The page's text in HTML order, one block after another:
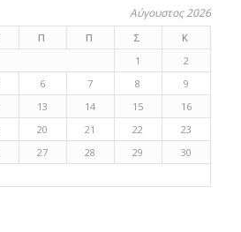
Αύγουστος 2026
Π Π Σ
Κ
1
2
6 7 8
9
13 14 15
16
20 21 22
23
27 28 29
30